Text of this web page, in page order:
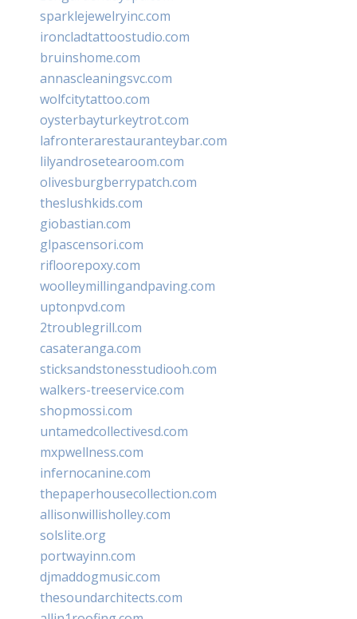
sparklejewelryinc.com
ironcladtattoostudio.com
bruinshome.com
annascleaningsvc.com
wolfcitytattoo.com
oysterbayturkeytrot.com
lafronterarestauranteybar.com
lilyandrosetearoom.com
olivesburgberrypatch.com
theslushkids.com
giobastian.com
glpascensori.com
rifloorepoxy.com
woolleymillingandpaving.com
uptonpvd.com
2troublegrill.com
casateranga.com
sticksandstonesstudiooh.com
walkers-treeservice.com
shopmossi.com
untamedcollectivesd.com
mxpwellness.com
infernocanine.com
thepaperhousecollection.com
allisonwillisholley.com
solslite.org
portwayinn.com
djmaddogmusic.com
thesoundarchitects.com